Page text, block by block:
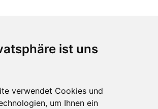
ist uns
verwendet Cookies und
um Ihnen ein